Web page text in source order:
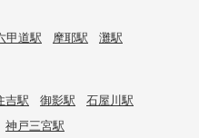
甲道駅 摩耶駅 灘駅
吉駅 御影駅
石屋川駅
神戸三宮駅